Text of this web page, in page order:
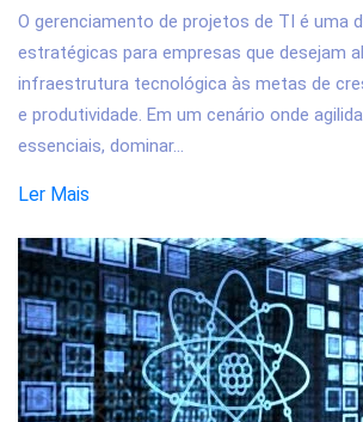
O gerenciamento de projetos de TI é uma
estratégicas para empresas que desejam
infraestrutura tecnológica às metas de
e produtividade. Em um cenário onde
essenciais, dominar...
Ler Mais